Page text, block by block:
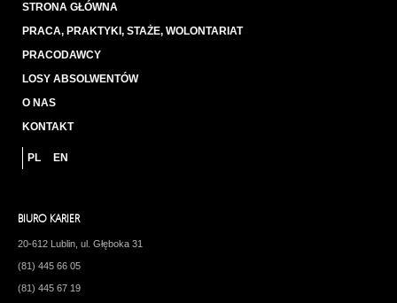
STRONA GŁÓWNA
PRACA, PRAKTYKI, STAŻE, WOLONTARIAT
PRACODAWCY
LOSY ABSOLWENTÓW
O NAS
KONTAKT
PL EN
BIURO KARIER
20-612 Lublin, ul. Głęboka 31
(81) 445 66 05
(81) 445 67 19